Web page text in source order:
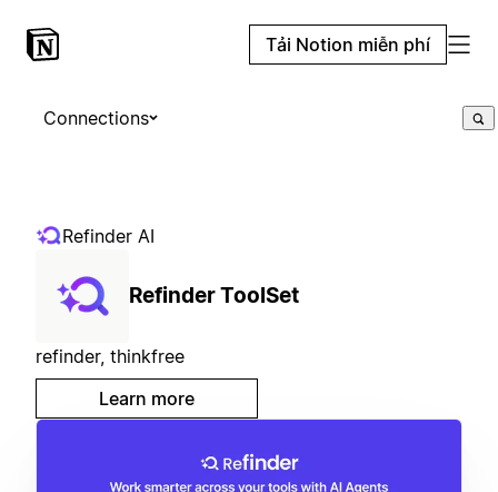
Tải Notion miễn phí
Connections
Refinder AI
Refinder ToolSet
refinder, thinkfree
Learn more